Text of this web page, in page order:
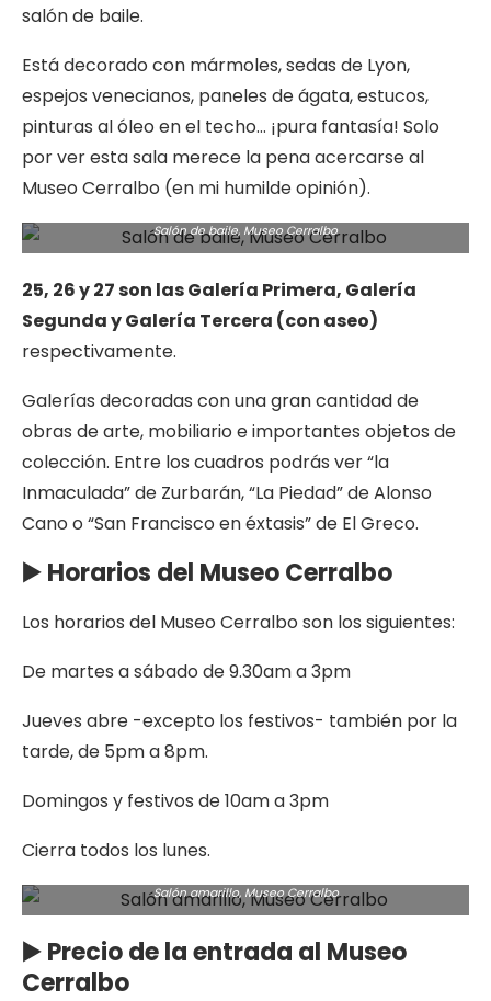
salón de baile.
Está decorado con mármoles, sedas de Lyon,
espejos venecianos, paneles de ágata, estucos,
pinturas al óleo en el techo… ¡pura fantasía! Solo
por ver esta sala merece la pena acercarse al
Museo Cerralbo (en mi humilde opinión).
Salón de baile, Museo Cerralbo
25, 26 y 27 son las Galería Primera, Galería
Segunda y Galería Tercera (con aseo)
respectivamente.
Galerías decoradas con una gran cantidad de
obras de arte, mobiliario e importantes objetos de
colección. Entre los cuadros podrás ver “la
Inmaculada” de Zurbarán, “La Piedad” de Alonso
Cano o “San Francisco en éxtasis” de El Greco.
▶️ Horarios del Museo Cerralbo
Los horarios del Museo Cerralbo son los siguientes:
De martes a sábado de 9.30am a 3pm
Jueves abre -excepto los festivos- también por la
tarde, de 5pm a 8pm.
Domingos y festivos de 10am a 3pm
Cierra todos los lunes.
Salón amarillo, Museo Cerralbo
▶️ Precio de la entrada al Museo
Cerralbo